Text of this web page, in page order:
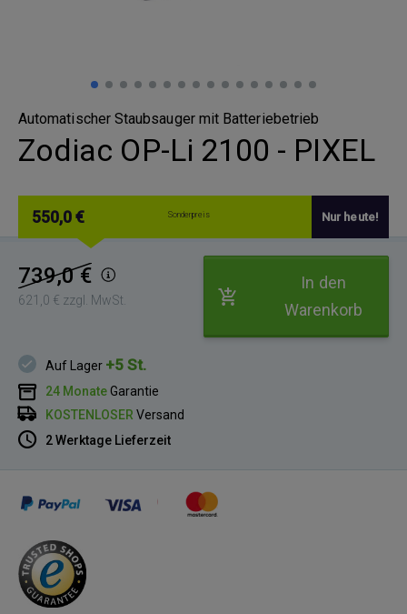
Automatischer Staubsauger mit Batteriebetrieb
Zodiac OP-Li 2100 - PIXEL
550,0 € Sonderpreis Nur heute!
739,0 €
621,0 € zzgl. MwSt.
In den
Warenkorb
Auf Lager +5 St.
24 MonateGarantie
KOSTENLOSER Versand
2 Werktage Lieferzeit